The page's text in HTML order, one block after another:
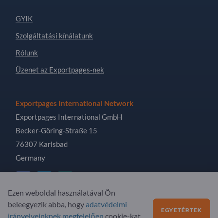
GYIK
Szolgáltatási kínálatunk
Rólunk
Üzenet az Exportpages-nek
Exportpages International Network
Exportpages International GmbH
Becker-Göring-Straße 15
76307 Karlsbad
Germany
Copyright © 2026 Exportpages International GmbH. All
Ezen weboldal használatával Ön
beleegyezik abba, hogy adatvédelmi
irányelveinknek megfelelően cookie-kat
EGYETÉRTEK